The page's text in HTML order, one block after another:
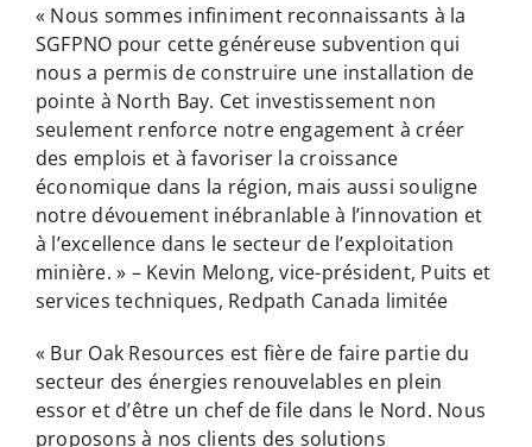
« Nous sommes infiniment reconnaissants à la
SGFPNO pour cette généreuse subvention qui
nous a permis de construire une installation de
pointe à North Bay. Cet investissement non
seulement renforce notre engagement à créer
des emplois et à favoriser la croissance
économique dans la région, mais aussi souligne
notre dévouement inébranlable à l’innovation et
à l’excellence dans le secteur de l’exploitation
minière. » – Kevin Melong, vice-président, Puits et
services techniques, Redpath Canada limitée
« Bur Oak Resources est fière de faire partie du
secteur des énergies renouvelables en plein
essor et d’être un chef de file dans le Nord. Nous
proposons à nos clients des solutions